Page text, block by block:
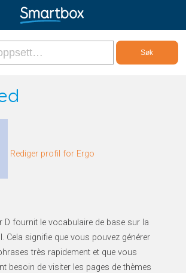
Online Grids
Registrer deg
Rediger profil for Ergo
D fournit le vocabulaire de base sur la
Cela signifie que vous pouvez générer
très rapidement et que vous
besoin de visiter les pages de thèmes